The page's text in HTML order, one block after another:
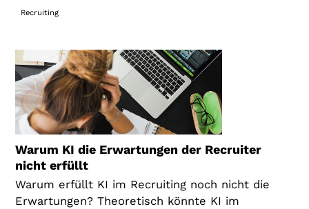
Recruiting
Warum KI die Erwartungen der Recruiter
nicht erfüllt
Warum erfüllt KI im Recruiting noch nicht die
Erwartungen? Theoretisch könnte KI im